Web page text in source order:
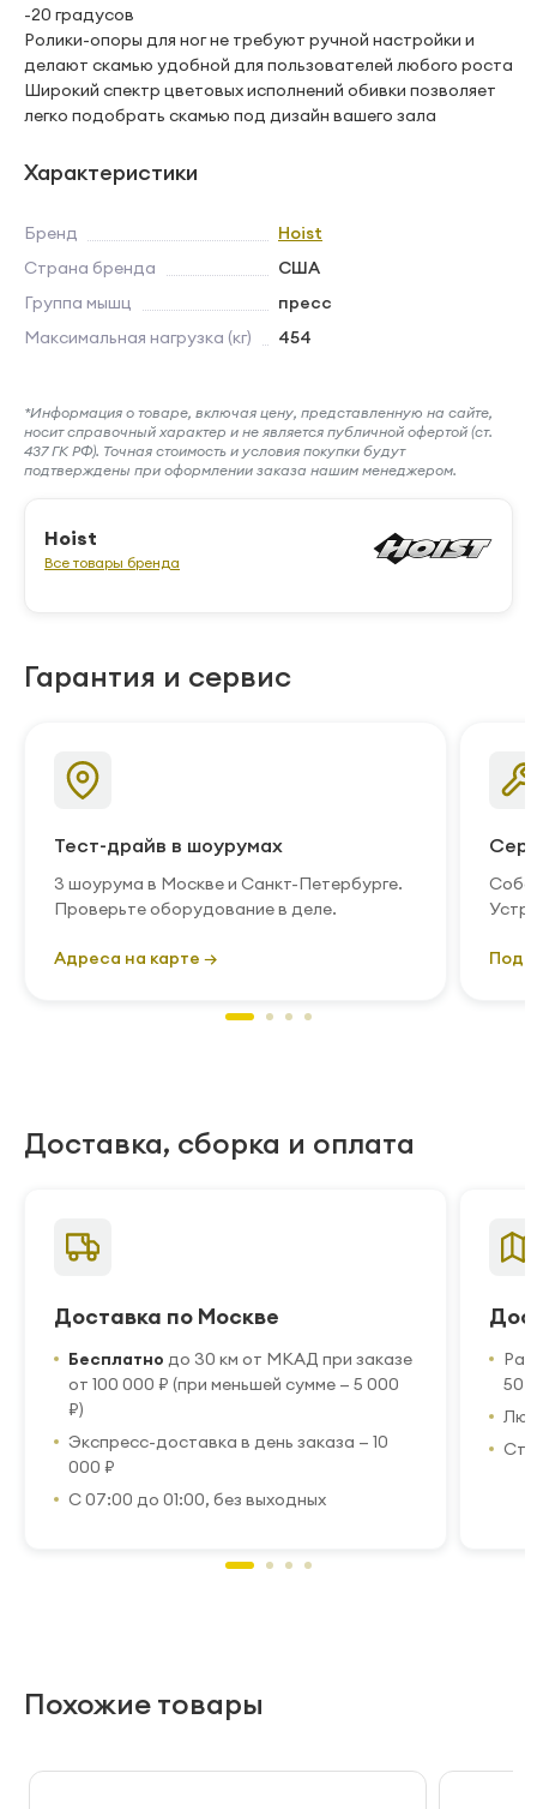
-20 градусов
Ролики-опоры для ног не требуют ручной настройки и
делают скамью удобной для пользователей любого роста
Широкий спектр цветовых исполнений обивки позволяет
легко подобрать скамью под дизайн вашего зала
Характеристики
Бренд
Hoist
Страна бренда
США
Группа мышц
пресс
Максимальная нагрузка (кг)
454
*Информация о товаре, включая цену, представленную на сайте,
носит справочный характер и не является публичной офертой (ст.
437 ГК РФ). Точная стоимость и условия покупки будут
подтверждены при оформлении заказа нашим менеджером.
Hoist
Все товары бренда
Гарантия и сервис
Тест-драйв в шоурумах
3 шоурума в Москве и Санкт-Петербурге.
Проверьте оборудование в деле.
Адреса на карте →
Доставка, сборка и оплата
Доставка по Москве
Бесплатно до 30 км от МКАД при заказе
от 100 000 ₽ (при меньшей сумме — 5 000
₽)
Экспресс-доставка в день заказа — 10
000 ₽
С 07:00 до 01:00, без выходных
50
Похожие товары